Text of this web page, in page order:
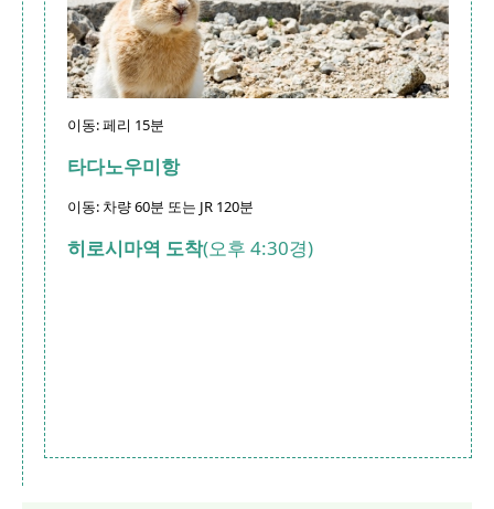
이동: 페리 15분
타다노우미항
이동: 차량 60분 또는 JR 120분
히로시마역 도착(오후 4:30경)